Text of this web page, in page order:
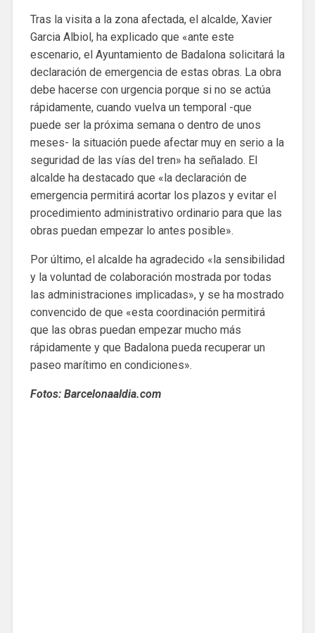
Tras la visita a la zona afectada, el alcalde, Xavier
Garcia Albiol, ha explicado que «ante este
escenario, el Ayuntamiento de Badalona solicitará la
declaración de emergencia de estas obras. La obra
debe hacerse con urgencia porque si no se actúa
rápidamente, cuando vuelva un temporal -que
puede ser la próxima semana o dentro de unos
meses- la situación puede afectar muy en serio a la
seguridad de las vías del tren» ha señalado. El
alcalde ha destacado que «la declaración de
emergencia permitirá acortar los plazos y evitar el
procedimiento administrativo ordinario para que las
obras puedan empezar lo antes posible».
Por último, el alcalde ha agradecido «la sensibilidad
y la voluntad de colaboración mostrada por todas
las administraciones implicadas», y se ha mostrado
convencido de que «esta coordinación permitirá
que las obras puedan empezar mucho más
rápidamente y que Badalona pueda recuperar un
paseo marítimo en condiciones».
Fotos: Barcelonaaldia.com